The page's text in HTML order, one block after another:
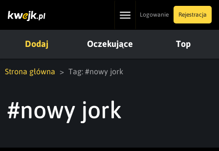
ToggleLogowanie Rejestracja
Dodaj Oczekujące Top
Strona główna Tag: #nowy jork
#nowy jork